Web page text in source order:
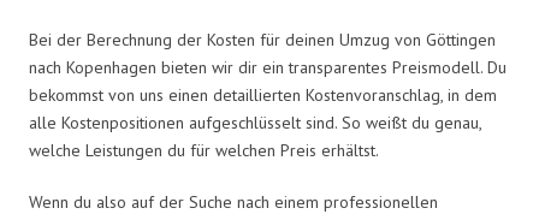
Bei der Berechnung der Kosten für deinen Umzug von Göttingen
nach Kopenhagen bieten wir dir ein transparentes Preismodell. Du
bekommst von uns einen detaillierten Kostenvoranschlag, in dem
alle Kostenpositionen aufgeschlüsselt sind. So weißt du genau,
welche Leistungen du für welchen Preis erhältst.
Wenn du also auf der Suche nach einem professionellen